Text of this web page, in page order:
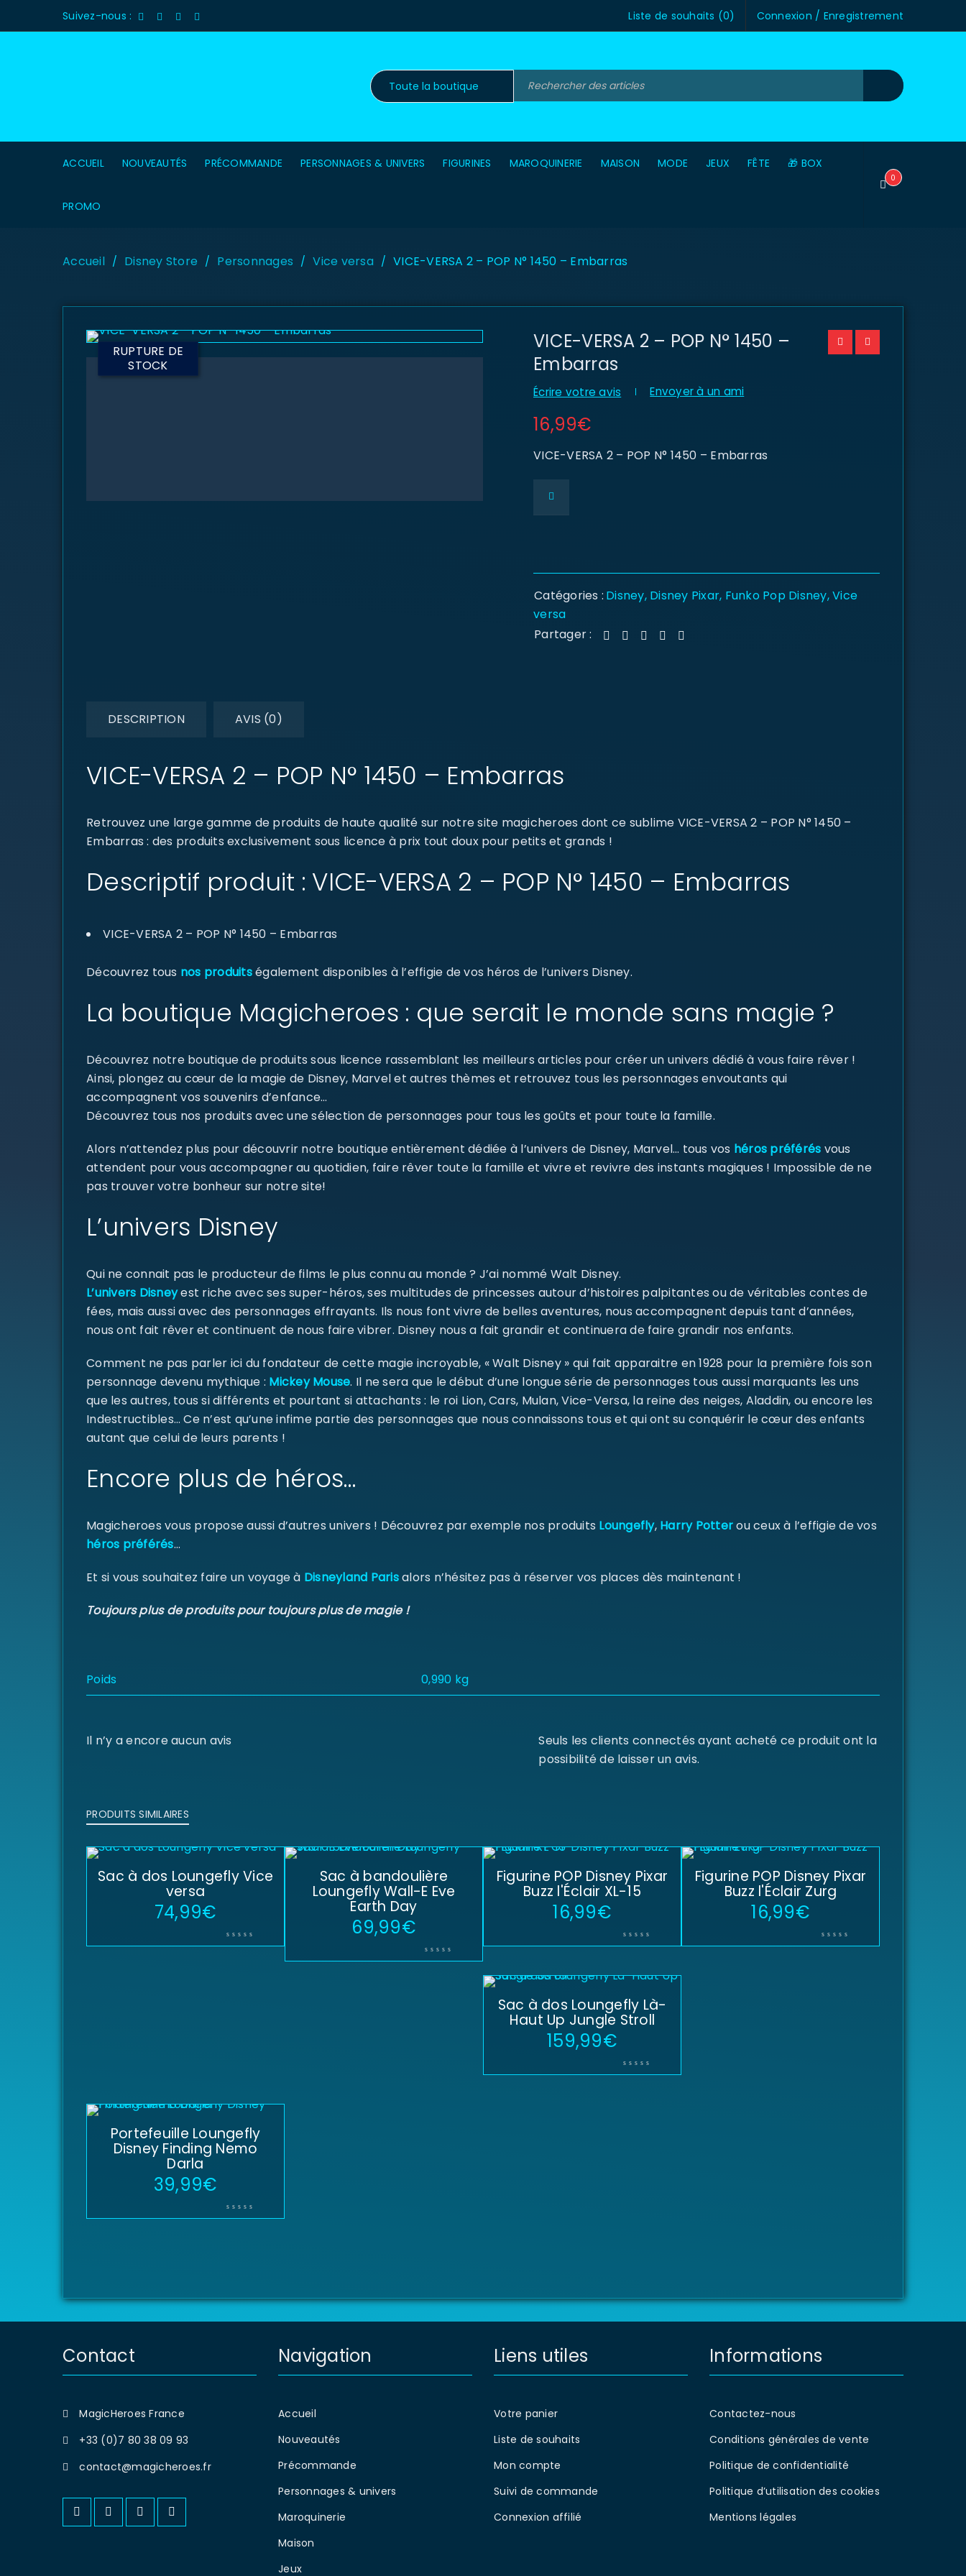
Identifiant ou e-mail *
Mot de passe *
Suivez-nous : Connexion / Enregistrement
Liste de souhaits (0)
ACCUEIL NOUVEAUTÉS PRÉCOMMANDE PERSONNAGES & UNIVERS FIGURINES MAROQUINERIE MAISON MODE JEUX FÊTE 🎁 BOX
PROMO
0
Accueil / Disney Store / Personnages / Vice versa / VICE-VERSA 2 – POP N° 1450 – Embarras
RUPTURE DE
STOCK
VICE-VERSA 2 – POP N° 1450 –
Embarras
Écrire votre avis Envoyer à un ami
16,99€
VICE-VERSA 2 – POP N° 1450 – Embarras
Catégories : Disney, Disney Pixar, Funko Pop Disney,Vice
versa
Partager :
DESCRIPTION AVIS (0)
VICE-VERSA 2 – POP N° 1450 – Embarras
Retrouvez une large gamme de produits de haute qualité sur notre site magicheroes dont ce sublime VICE-VERSA 2 – POP N° 1450 –
Embarras : des produits exclusivement sous licence à prix tout doux pour petits et grands !
Descriptif produit : VICE-VERSA 2 – POP N° 1450 – Embarras
VICE-VERSA 2 – POP N° 1450 – Embarras
Découvrez tous nos produitségalement disponibles à l’effigie de vos héros de l’univers Disney.
La boutique Magicheroes : que serait le monde sans magie ?
Découvrez notre boutique de produits sous licence rassemblant les meilleurs articles pour créer un univers dédié à vous faire rêver !
Ainsi, plongez au cœur de la magie de Disney, Marvel et autres thèmes et retrouvez tous les personnages envoutants qui
accompagnent vos souvenirs d’enfance…
Découvrez tous nos produits avec une sélection de personnages pour tous les goûts et pour toute la famille.
Alors n’attendez plus pour découvrir notre boutique entièrement dédiée à l’univers de Disney, Marvel… tous vos héros préférés vous
attendent pour vous accompagner au quotidien, faire rêver toute la famille et vivre et revivre des instants magiques ! Impossible de ne
pas trouver votre bonheur sur notre site!
L’univers Disney
Qui ne connait pas le producteur de films le plus connu au monde ? J’ai nommé Walt Disney.
L’univers Disneyest riche avec ses super-héros, ses multitudes de princesses autour d’histoires palpitantes ou de véritables contes de
fées, mais aussi avec des personnages effrayants. Ils nous font vivre de belles aventures, nous accompagnent depuis tant d’années,
nous ont fait rêver et continuent de nous faire vibrer. Disney nous a fait grandir et continuera de faire grandir nos enfants.
Comment ne pas parler ici du fondateur de cette magie incroyable, « Walt Disney » qui fait apparaitre en 1928 pour la première fois son
personnage devenu mythique : Mickey Mouse. Il ne sera que le début d’une longue série de personnages tous aussi marquants les uns
que les autres, tous si différents et pourtant si attachants : le roi Lion, Cars, Mulan, Vice-Versa, la reine des neiges, Aladdin, ou encore les
Indestructibles… Ce n’est qu’une infime partie des personnages que nous connaissons tous et qui ont su conquérir le cœur des enfants
autant que celui de leurs parents !
Encore plus de héros…
Magicheroes vous propose aussi d’autres univers ! Découvrez par exemple nos produits Loungefly,Harry Potterou ceux à l’effigie de vos
héros préférés…
Et si vous souhaitez faire un voyage à Disneyland Parisalors n’hésitez pas à réserver vos places dès maintenant !
Toujours plus de produits pour toujours plus de magie !
Poids 0,990 kg
Il n’y a encore aucun avis
Seuls les clients connectés ayant acheté ce produit ont la
possibilité de laisser un avis.
PRODUITS SIMILAIRES
Sac à dos Loungefly Vice
versa
74,99€
Sac à bandoulière
Loungefly Wall-E Eve
Earth Day
69,99€
Figurine POP Disney Pixar
Buzz l'Éclair XL-15
16,99€
Figurine POP Disney Pixar
Buzz l'Éclair Zurg
16,99€
Sac à dos Loungefly Là-
Haut Up Jungle Stroll
159,99€
Portefeuille Loungefly
Disney Finding Nemo
Darla
39,99€
Contact
MagicHeroes France
+33 (0)7 80 38 09 93
contact@magicheroes.fr
Navigation
Accueil
Nouveautés
Précommande
Personnages & univers
Maroquinerie
Maison
Jeux
Liens utiles
Votre panier
Liste de souhaits
Mon compte
Suivi de commande
Connexion affilié
Informations
Contactez-nous
Conditions générales de vente
Politique de confidentialité
Politique d’utilisation des cookies
Mentions légales